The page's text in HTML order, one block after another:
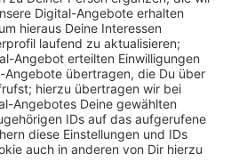
Erstes einfällt. Keine
Promotionaussagen -
Geschichten - das ist „Fünf